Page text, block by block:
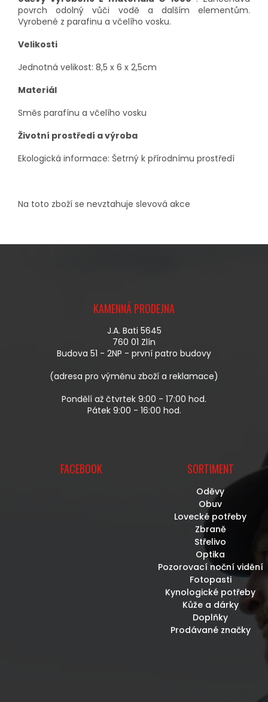
povrch odolný vůči vodě a dalším elementům.
Vyrobené z parafinu a včelího vosku.
Velikosti
Jednotná velikost: 8,5 x 6 x 2,5cm
Materiál
Směs parafínu a včelího vosku
Životní prostředí a výroba
Ekologická informace: Šetrný k přírodnímu prostředí
Na toto zboží se nevztahuje slevová akce
KAMENNÁ PRODEJNA
J.A. Bati 5645
760 01 Zlín
Budova 51 - 2NP - první patro budovy
(adresa pro výměnu zboží a reklamace)
Pondělí až čtvrtek 9:00 - 17:00 hod.
Pátek 9:00 - 16:00 hod.
FACEBOOK SORTIMENT
Oděvy
Obuv
Lovecké potřeby
Zbraně
Střelivo
Optika
Pozorovací noční vidění
Fotopasti
Kynologické potřeby
Kůže a dárky
Doplňky
Prodávané značky